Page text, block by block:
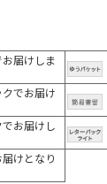
届けしま
でお届け
お届けし
けとなり